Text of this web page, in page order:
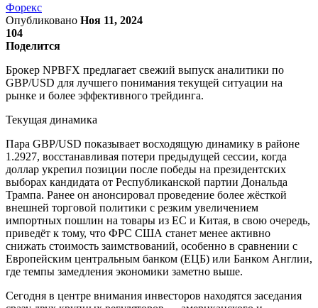
Форекс
Опубликовано Ноя 11, 2024
104
Поделится
Брокер NPBFX предлагает свежий выпуск аналитики по
GBP/USD для лучшего понимания текущей ситуации на
рынке и более эффективного трейдинга.
Текущая динамика
Пара GBP/USD показывает восходящую динамику в районе
1.2927, восстанавливая потери предыдущей сессии, когда
доллар укрепил позиции после победы на президентских
выборах кандидата от Республиканской партии Дональда
Трампа. Ранее он анонсировал проведение более жёсткой
внешней торговой политики с резким увеличением
импортных пошлин на товары из ЕС и Китая, в свою очередь,
приведёт к тому, что ФРС США станет менее активно
снижать стоимость заимствований, особенно в сравнении с
Европейским центральным банком (ЕЦБ) или Банком Англии,
где темпы замедления экономики заметно выше.
Сегодня в центре внимания инвесторов находятся заседания